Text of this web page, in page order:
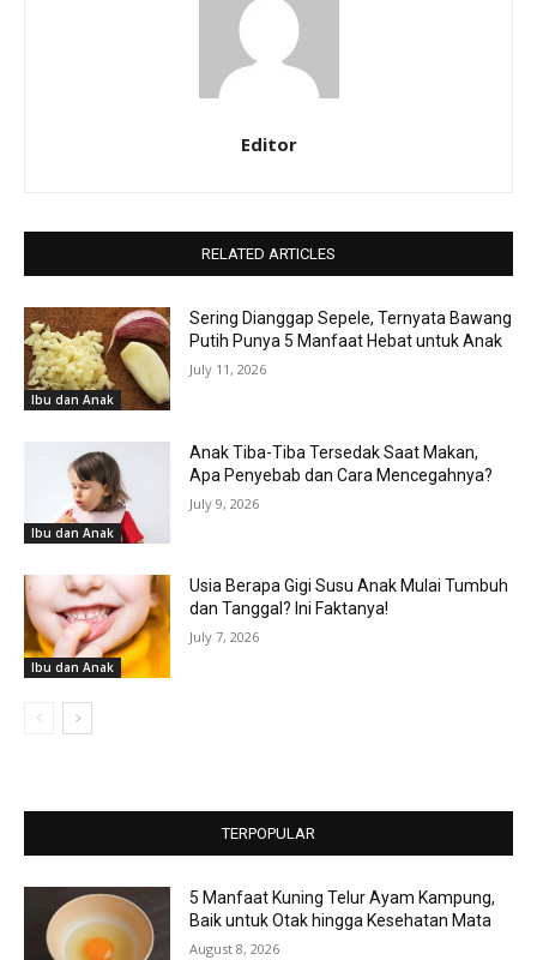
Editor
RELATED ARTICLES
Ibu dan Anak
Sering Dianggap Sepele, Ternyata Bawang
Putih Punya 5 Manfaat Hebat untuk Anak
July 11, 2026
Ibu dan Anak
Anak Tiba-Tiba Tersedak Saat Makan,
Apa Penyebab dan Cara Mencegahnya?
July 9, 2026
Ibu dan Anak
Usia Berapa Gigi Susu Anak Mulai Tumbuh
dan Tanggal? Ini Faktanya!
July 7, 2026
TERPOPULAR
5 Manfaat Kuning Telur Ayam Kampung,
Baik untuk Otak hingga Kesehatan Mata
August 8, 2026